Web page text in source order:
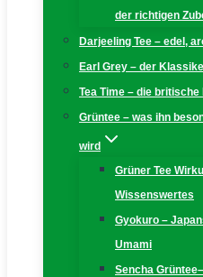
der richtigen
Darjeeling Tee – edel,
Earl Grey – der
Tea Time – die
Grüntee – was ihn
wird
Grüner Tee
Wissenswertes
Gyokuro –
Umami
Sencha